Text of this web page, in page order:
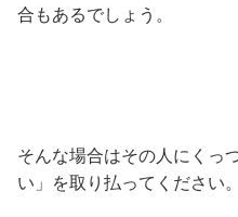
合もあるでしょう。
そんな場合はその人にくっ
い」を取り払ってください